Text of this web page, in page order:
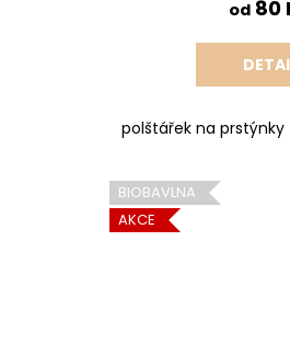
od 80
polštářek na prstýnky
BIOBAVLNA
AKCE